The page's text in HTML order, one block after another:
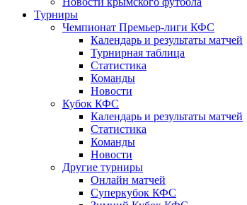
Турниры
Чемпионат Премьер-лиги КФС
Календарь и результаты матчей
Турнирная таблица
Статистика
Команды
Новости
Кубок КФС
Календарь и результаты матчей
Статистика
Команды
Новости
Другие турниры
Онлайн матчей
Суперкубок КФС